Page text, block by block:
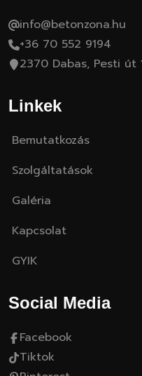
info@betonzona.hu
+36 70 552 9194
2370 Dabas, Pesti út
Linkek
Bemutatkozás
Szolgáltatások
Galéria
Kapcsolat
GYIK
Social Media
Facebook
Tiktok